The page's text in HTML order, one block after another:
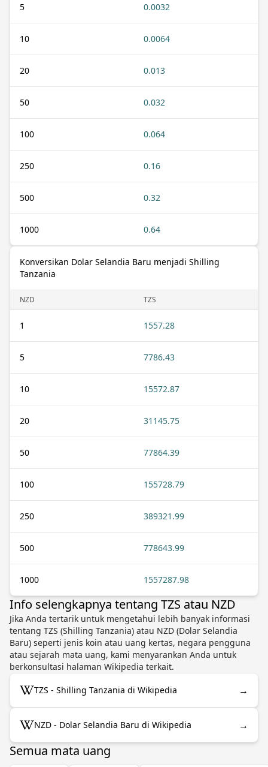
5 0.0032
10 0.0064
20 0.013
50 0.032
100 0.064
250 0.16
500 0.32
1000 0.64
Konversikan Dolar Selandia Baru menjadi Shilling
Tanzania
NZD TZS
1 1557.28
5 7786.43
10 15572.87
20 31145.75
50 77864.39
100 155728.79
250 389321.99
500 778643.99
1000 1557287.98
Info selengkapnya tentang TZS atau NZD
Jika Anda tertarik untuk mengetahui lebih banyak informasi
tentang TZS (Shilling Tanzania) atau NZD (Dolar Selandia
Baru) seperti jenis koin atau uang kertas, negara pengguna
atau sejarah mata uang, kami menyarankan Anda untuk
berkonsultasi halaman Wikipedia terkait.
TZS - Shilling Tanzania di Wikipedia →
NZD - Dolar Selandia Baru di Wikipedia →
Semua mata uang